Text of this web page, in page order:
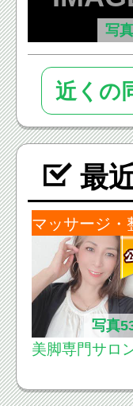
写
近くの
最
マッサージ・
写真
美脚専門サロ
毛ノーブル